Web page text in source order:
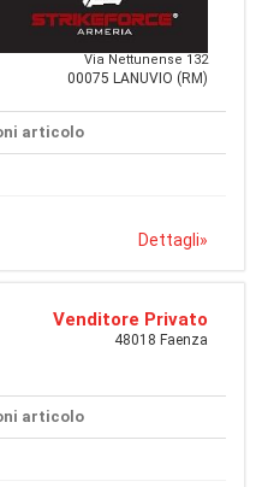
Via Nettunense 132
00075 LANUVIO (RM)
articolo
Dettagli»
Venditore Privato
48018 Faenza
articolo